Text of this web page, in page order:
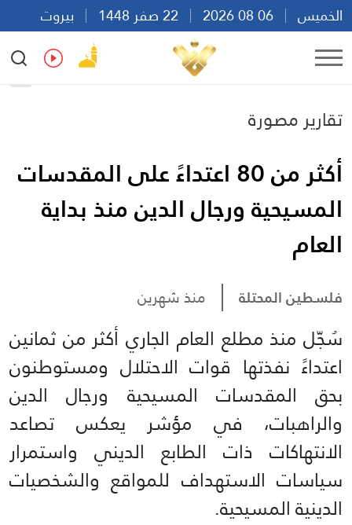
الخميس
بيروت
12:09
Ar
تقارير مصورة
أكثر من 80 اعتداءً على المقدسات
المسيحية ورجال الدين منذ بداية
العام
فلسطين المحتلة منذ شهرين
سُجّل منذ مطلع العام الجاري أكثر من ثمانين
اعتداءً نفذتها قوات الاحتلال ومستوطنون
بحق المقدسات المسيحية ورجال الدين
والراهبات، في مؤشر يعكس تصاعد
الانتهاكات ذات الطابع الديني واستمرار
سياسات الاستهداف للمواقع والشخصيات
الدينية المسيحية.